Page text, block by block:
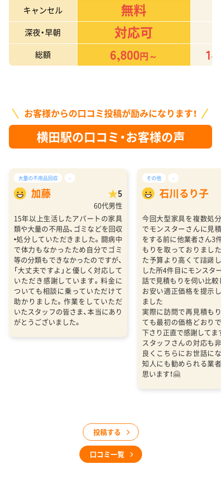
キャンセル 無料
深夜・早朝 対応可
総額
6,800円～
お客様からの口コミ投稿が励みになります！
横田駅の口コミ・お客様の声
大量の不用品回収 -
加藤 5
60代男性
15年以上生活したアパートの家具
類や大量の不用品、ゴミなどを回収
•処分していただきました。闘病中
で体力もなかったため自分でゴミ
等の分類もできなかったのですが、
「大丈夫ですよ」と優しく対応して
いただき感謝しています。料金に
ついても相談に乗っていただけて
助かりました。作業をしていただ
いたスタッフの皆さま、本当にあり
がとうございました。
その他 -
石川るり子
今回大型家具を複数処
でモンスターさんに見
をする前に他業者さん3
もりを取っておりまし
た予算より高くて躊躇
した所4件目にモンスタ
話で見積もりを伺い比
お安い適正価格を提示
ました
実際に訪問で再見積も
ても最初の価格どおり
下さり正直で感謝してま
スタッフさんの対応も
良くこちらにお世話に
知人にも勧められる業
思います！🤗
投稿する
口コミ一覧